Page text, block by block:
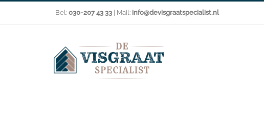
Bel: 030-207 43 33| Mail: info@devisgraatspecialist.nl